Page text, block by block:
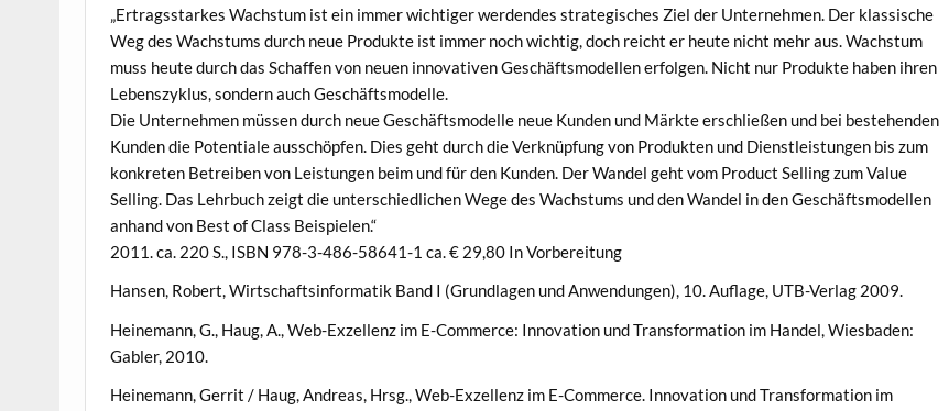
„Ertragsstarkes Wachstum ist ein immer wichtiger werdendes strategisches Ziel der Unternehmen. Der klassische
Weg des Wachstums durch neue Produkte ist immer noch wichtig, doch reicht er heute nicht mehr aus. Wachstum
muss heute durch das Schaffen von neuen innovativen Geschäftsmodellen erfolgen. Nicht nur Produkte haben ihren
Lebenszyklus, sondern auch Geschäftsmodelle.
Die Unternehmen müssen durch neue Geschäftsmodelle neue Kunden und Märkte erschließen und bei bestehenden
Kunden die Potentiale ausschöpfen. Dies geht durch die Verknüpfung von Produkten und Dienstleistungen bis zum
konkreten Betreiben von Leistungen beim und für den Kunden. Der Wandel geht vom Product Selling zum Value
Selling. Das Lehrbuch zeigt die unterschiedlichen Wege des Wachstums und den Wandel in den Geschäftsmodellen
anhand von Best of Class Beispielen.“
2011. ca. 220 S., ISBN 978-3-486-58641-1 ca. € 29,80 In Vorbereitung
Hansen, Robert, Wirtschaftsinformatik Band I (Grundlagen und Anwendungen), 10. Auflage, UTB-Verlag 2009.
Heinemann, G., Haug, A., Web-Exzellenz im E-Commerce: Innovation und Transformation im Handel, Wiesbaden:
Gabler, 2010.
Heinemann, Gerrit / Haug, Andreas, Hrsg., Web-Exzellenz im E-Commerce. Innovation und Transformation im